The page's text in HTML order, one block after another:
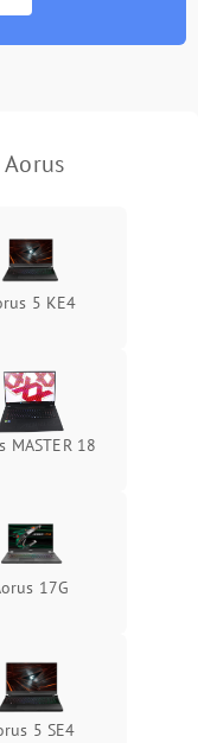
Подробнее →
5 KE4
MASTER 18
17G
5 SE4